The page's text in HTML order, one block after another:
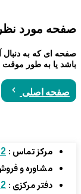
صفحه مورد
صفحه ای که به
باشد یا به طور
صفحه اصلی
مرکز تماس :
مشاوره و
دفتر مرکزی :